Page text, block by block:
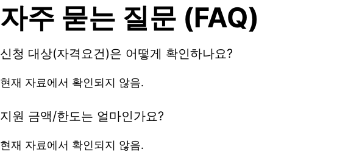
자주 묻는 질문 (FAQ)
신청 대상(자격요건)은 어떻게 확인하나요?
현재 자료에서 확인되지 않음.
지원 금액/한도는 얼마인가요?
현재 자료에서 확인되지 않음.